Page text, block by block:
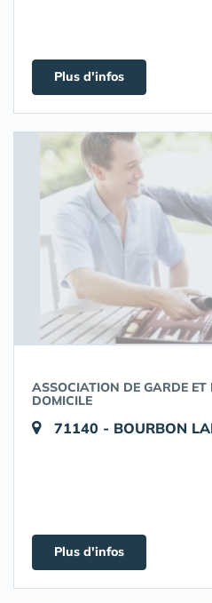
Plus d'infos
ASSOCIATION DE GARDE ET
DOMICILE
71140 - BOURBON
Plus d'infos